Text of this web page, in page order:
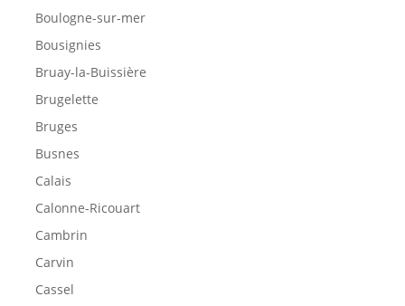
Boulogne-sur-mer
Bousignies
Bruay-la-Buissière
Brugelette
Bruges
Busnes
Calais
Calonne-Ricouart
Cambrin
Carvin
Cassel